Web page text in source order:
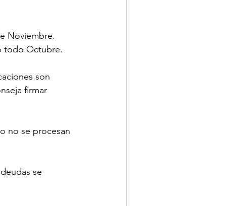
Noviembre.
todo Octubre.
son
firmar
no se procesan
se